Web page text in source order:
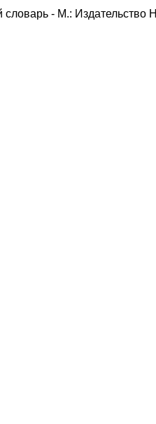
- М.: Издательство